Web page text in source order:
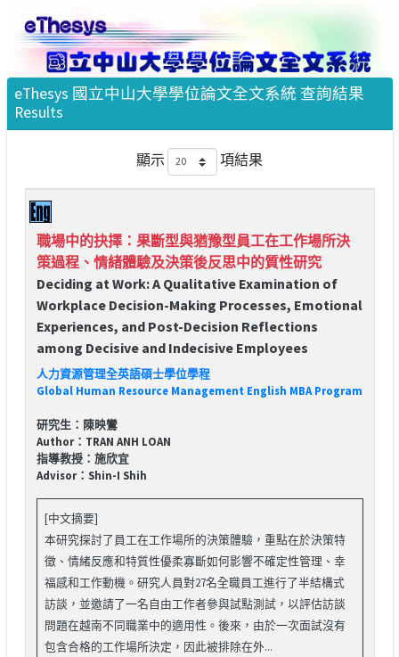
eThesys 國立中山大學學位論文全文系統 查詢結果
Results
顯示 項結果
職場中的抉擇：果斷型與猶豫型員工在工作場所決
策過程、情緒體驗及決策後反思中的質性研究
Deciding at Work: A Qualitative Examination of
Workplace Decision-Making Processes, Emotional
Experiences, and Post-Decision Reflections
among Decisive and Indecisive Employees
人力資源管理全英語碩士學位學程
Global Human Resource Management English MBA Program
研究生：陳映鸞
Author：TRAN ANH LOAN
指導教授：施欣宜
Advisor：Shin-I Shih
[中文摘要]
本研究探討了員工在工作場所的決策體驗，重點在於決策特
徵、情緒反應和特質性優柔寡斷如何影響不確定性管理、幸
福感和工作動機。研究人員對27名全職員工進行了半結構式
訪談，並邀請了一名自由工作者參與試點測試，以評估訪談
問題在越南不同職業中的適用性。後來，由於一次面試沒有
包含合格的工作場所決定，因此被排除在外...